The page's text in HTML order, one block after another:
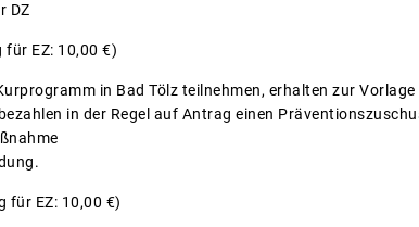
DZ
für EZ: 10,00 €)
in Bad Tölz teilnehmen, erhalten zur
in der Regel auf Antrag einen
für EZ: 10,00 €)